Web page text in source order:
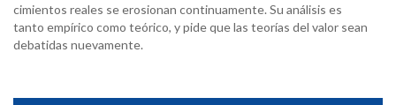
cimientos reales se erosionan continuamente. Su análisis es
tanto empírico como teórico, y pide que las teorías del valor sean
debatidas nuevamente.